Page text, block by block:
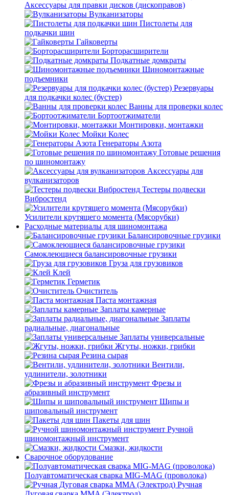
Аксессуары для правки дисков (дископравов)
Вулканизаторы
Пистолеты для
подкачки шин
Гайковерты
Борторасширители
Подкатные домкраты
Шиномонтажные
подъемники
Резервуары
для подкачки колес (бустер)
Ванны для проверки колес
Бортоотжиматели
Монтировки, монтажки
Мойки Колес
Генераторы Азота
Готовые решения
по шиномонтажу
Аксессуары для
вулканизаторов
Тестеры подвески
Вибростенд
Усилители крутящего момента (Мясорубки)
Расходные материалы для шиномонтажа
Балансировочные грузики
Самоклеющиеся балансировочные грузики
Груза для грузовиков
Клей
Герметик
Очиститель
Паста монтажная
Заплаты камерные
Заплаты
радиальные, диагональные
Заплаты универсальные
Жгуты, ножки, грибки
Резина сырая
Вентили,
удлинители, золотники
Фрезы и
абразивный инструмент
Шипы и
шиповальный инструмент
Пакеты для шин
Ручной
шиномонтажный инструмент
Смазки, жидкости
Сварочное оборудование
Полуавтоматическая сварка MIG-MAG (проволока)
Ручная